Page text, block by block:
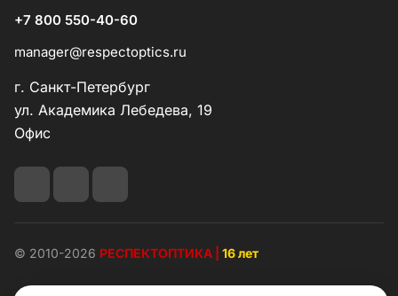
+7 800 550-40-60
manager@respectoptics.ru
г. Санкт-Петербург
ул. Академика Лебедева, 19
Офис
© 2010-2026 РЕСПЕКТОПТИКА | 16 лет